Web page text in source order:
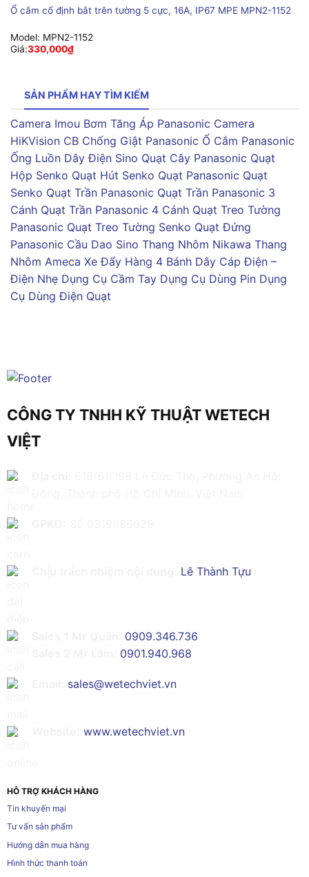
Ổ cắm cố định bắt trên tường 5 cực, 16A, IP67 MPE MPN2-1152
Model: MPN2-1152
Giá:330,000₫
SẢN PHẨM HAY TÌM KIẾM
Camera Imou Bơm Tăng Áp Panasonic Camera
HiKVision CB Chống Giật Panasonic Ổ Cắm Panasonic
Ống Luồn Dây Điện Sino Quạt Cây Panasonic Quạt
Hộp Senko Quạt Hút Senko Quạt Panasonic Quạt
Senko Quạt Trần Panasonic Quạt Trần Panasonic 3
Cánh Quạt Trần Panasonic 4 Cánh Quạt Treo Tường
Panasonic Quạt Treo Tường Senko Quạt Đứng
Panasonic Cầu Dao Sino Thang Nhôm Nikawa Thang
Nhôm Ameca Xe Đẩy Hàng 4 Bánh Dây Cáp Điện –
Điện Nhẹ Dụng Cụ Cầm Tay Dụng Cụ Dùng Pin Dụng
Cụ Dùng Điện Quạt
CÔNG TY TNHH KỸ THUẬT WETECH
VIỆT
Lê Thành Tựu
0909.346.736
0901.940.968
sales@wetechviet.vn
www.wetechviet.vn
HỖ TRỢ KHÁCH HÀNG
Tin khuyến mại
Tư vấn sản phẩm
Hướng dẫn mua hàng
Hình thức thanh toán